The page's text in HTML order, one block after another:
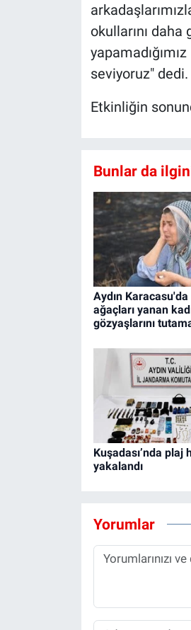
okullarını
seviyoruz" dedi.
Etkinliğin
Bunlar da
Aydın
ağaçları yanan
gözyaşlarını
Kuşadası’nda plaj
yakalandı
Yorumlar